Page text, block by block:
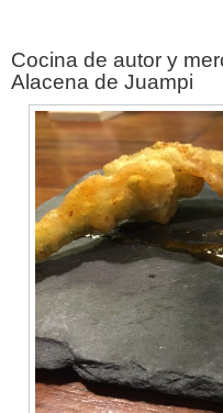
Cocina de autor y
Alacena de Juampi